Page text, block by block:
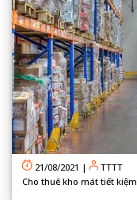
21/08/2021 |
TTTT
Cho thuê kho mát tiết